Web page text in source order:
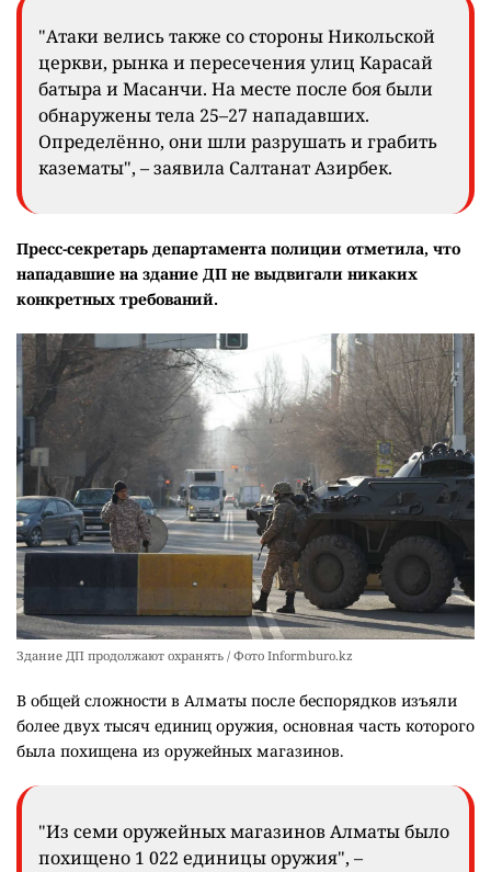
"Атаки велись также со стороны Никольской
церкви, рынка и пересечения улиц Карасай
батыра и Масанчи. На месте после боя были
обнаружены тела 25–27 нападавших.
Определённо, они шли разрушать и грабить
казематы", – заявила Салтанат Азирбек.
Пресс-секретарь департамента полиции отметила, что
нападавшие на здание ДП не выдвигали никаких
конкретных требований.
Здание ДП продолжают охранять / Фото Informburo.kz
В общей сложности в Алматы после беспорядков изъяли
более двух тысяч единиц оружия, основная часть которого
была похищена из оружейных магазинов.
"Из семи оружейных магазинов Алматы было
похищено 1 022 единицы оружия", –